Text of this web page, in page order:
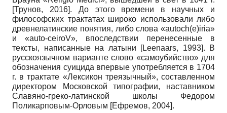
[Трунов, 2016]. До этого времени в научных и
философских трактатах широко использовали либо
древнелатинские понятия, либо слова «autoch(e)iria»
и «auto-ceiroV», впоследствии перенесенные в
тексты, написанные на латыни
[Leenaars, 1993]. В
русскоязычном варианте слово «самоубийство» для
обозначения суицида впервые употребляется в 1704
г. в трактате «Лексикон треязычный», составленном
директором Московской типографии, наставником
Славяно-греко-латинской школы Федором
Поликарповым-Орловым [Ефремов, 2004].